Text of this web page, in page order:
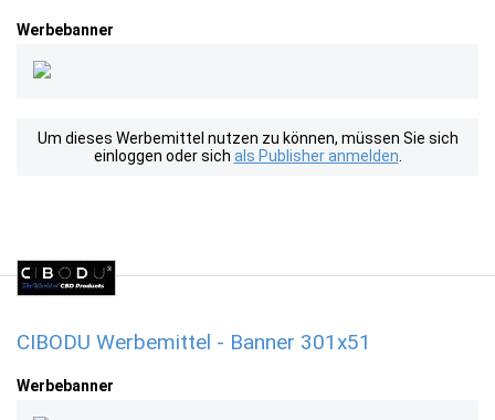
Werbebanner
Um dieses Werbemittel nutzen zu können, müssen Sie sich
einloggen oder sich als Publisher anmelden
CIBODU Werbemittel - Banner 301x51
Werbebanner